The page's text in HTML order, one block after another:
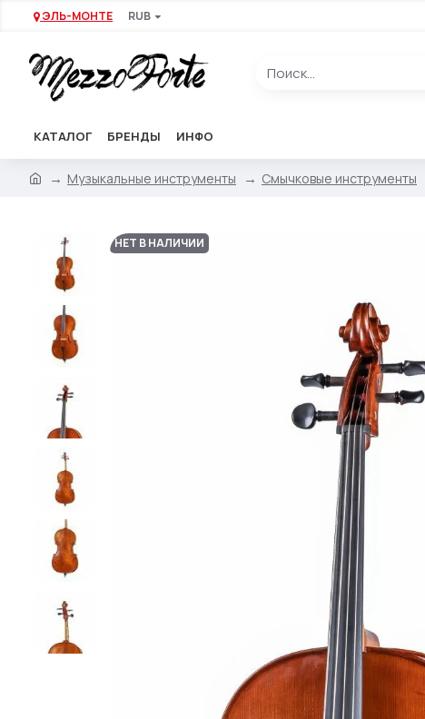
ЭЛЬ-МОНТЕ RUB
КАТАЛОГ БРЕНДЫ ИНФО
Музыкальные инструменты Смычковые инструменты
НЕТ В НАЛИЧИИ